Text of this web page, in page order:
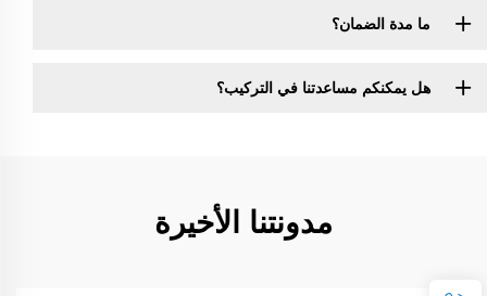
ما مدة الضمان؟
هل يمكنكم مساعدتنا في التركيب؟
مدونتنا الأخيرة